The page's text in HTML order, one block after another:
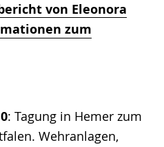
von Eleonora
zum
: Tagung in Hemer zum
Wehranlagen,